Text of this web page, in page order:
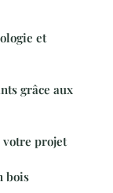
et
grâce aux
projet
bois